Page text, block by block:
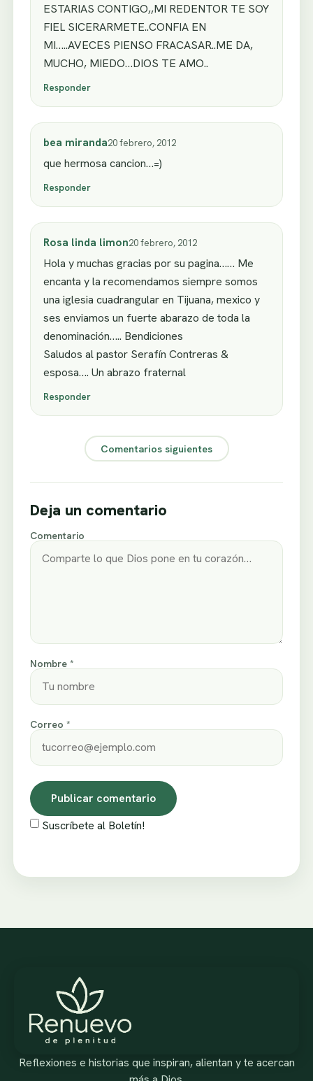
ESTARIAS CONTIGO,,MI REDENTOR TE SOY
FIEL SICERARMETE..CONFIA EN
MI…..AVECES PIENSO FRACASAR..ME DA,
MUCHO, MIEDO…DIOS TE AMO..
Responder
bea miranda20 febrero, 2012
que hermosa cancion…=)
Responder
Rosa linda limon20 febrero, 2012
Hola y muchas gracias por su pagina…… Me
encanta y la recomendamos siempre somos
una iglesia cuadrangular en Tijuana, mexico y
ses enviamos un fuerte abarazo de toda la
denominación….. Bendiciones
Saludos al pastor Serafín Contreras &
esposa…. Un abrazo fraternal
Responder
Comentarios siguientes
Deja un comentario
Comentario
Nombre *
Correo *
Suscríbete al Boletín!
Reflexiones e historias que inspiran, alientan y te acercan